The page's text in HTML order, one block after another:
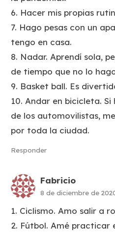
6. Hacer mis propias
7. Hago pesas con un
tengo en casa.
8. Nadar. Aprendí sola,
de tiempo que no lo
9. Basket ball. Es
10. Andar en bicicleta. Si
de los automovilistas,
por toda la ciudad.
Responder
Fabricio
8 de diciembre de
1. Ciclismo. Amo salir a
2. Fútbol. Amé practicar